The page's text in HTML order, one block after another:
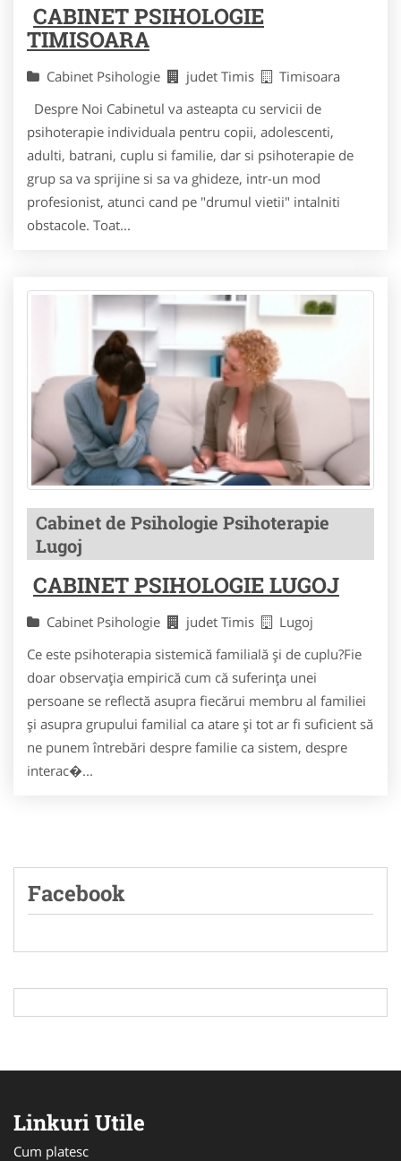
CABINET PSIHOLOGIE
TIMISOARA
Cabinet Psihologie judet Timis
Timisoara
Despre Noi Cabinetul va asteapta cu servicii de
psihoterapie individuala pentru copii, adolescenti,
adulti, batrani, cuplu si familie, dar si psihoterapie de
grup sa va sprijine si sa va ghideze, intr-un mod
profesionist, atunci cand pe "drumul vietii" intalniti
obstacole. Toat...
Cabinet de Psihologie Psihoterapie
Lugoj
CABINET PSIHOLOGIE LUGOJ
Cabinet Psihologie judet Timis
Lugoj
Ce este psihoterapia sistemică familială şi de cuplu?Fie
doar observaţia empirică cum că suferinţa unei
persoane se reflectă asupra fiecărui membru al familiei
şi asupra grupului familial ca atare şi tot ar fi suficient să
ne punem întrebări despre familie ca sistem, despre
interac�...
Facebook
Linkuri Utile
Cum platesc